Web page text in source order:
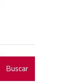
Buscar